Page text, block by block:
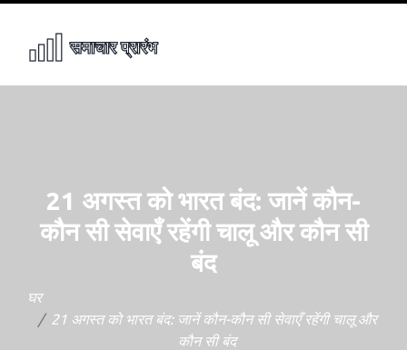
21 अगस्त को भारत बंद: जानें कौन-
कौन सी सेवाएँ रहेंगी चालू और कौन सी
बंद
घर
21 अगस्त को भारत बंद: जानें कौन-कौन सी सेवाएँ रहेंगी चालू और
कौन सी बंद